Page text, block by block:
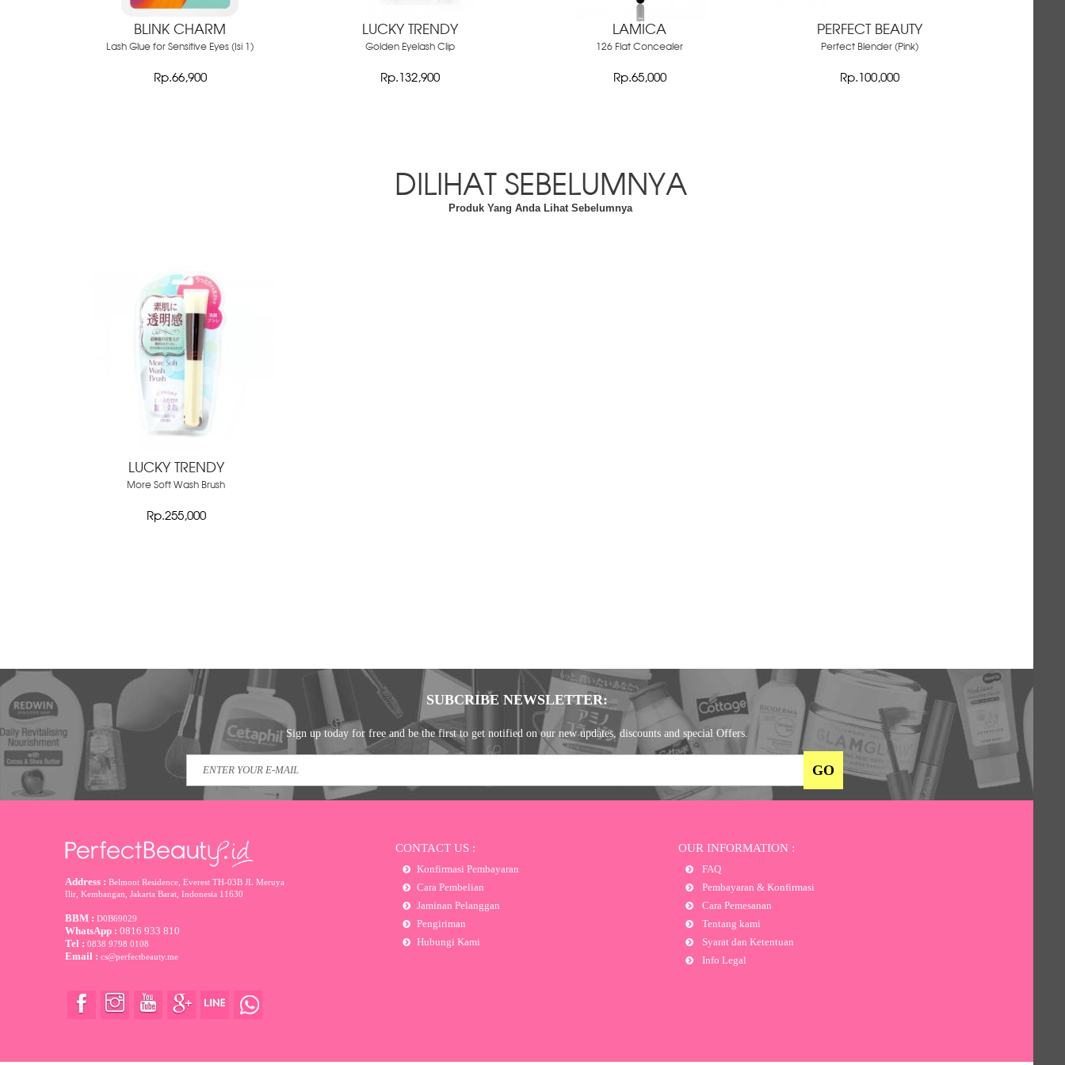
BLINK CHARM
Lash Glue for Sensitive Eyes (Isi 1)
Rp.66,900
LUCKY TRENDY
Golden Eyelash Clip
Rp.132,900
LAMICA
126 Flat Concealer
Rp.65,000
PERFECT BEAUTY
Perfect Blender (Pink)
Rp.100,000
DILIHAT SEBELUMNYA
Produk Yang Anda Lihat Sebelumnya
LUCKY TRENDY
More Soft Wash Brush
Rp.255,000
SUBCRIBE NEWSLETTER:
Sign up today for free and be the first to get notified on our new updates, discounts and special Offers.
Address : Belmont Residence, Everest TH-03B JL Meruya
Ilir, Kembangan, Jakarta Barat Indonesia 11630
BBM : D0B69029
WhatsApp : 0816 933 810
Tel : 0838 9798 0108
Email : cs@perfectbeauty.me
CONTACT US :
Konfirmasi Pembayaran
Cara Pembelian
Jaminan Pelanggan
Pengiriman
Hubungi Kami
OUR INFORMATION :
FAQ
Pembayaran & Konfirmasi
Cara Pemesanan
Tentang kami
Syarat dan Ketentuan
Info Legal